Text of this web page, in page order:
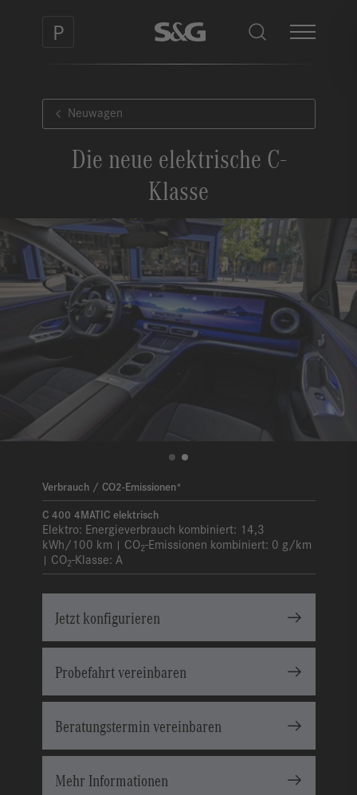
Neuwagen
Die neue elektrische C-
Klasse
Verbrauch / CO2-Emissionen*
C 400 4MATIC elektrisch
Elektro: Energieverbrauch kombiniert: 14,3
kWh/100 km | CO2-Emissionen kombiniert: 0 g/km
| CO2-Klasse: A
Jetzt konfigurieren
Probefahrt vereinbaren
Beratungstermin vereinbaren
Mehr Informationen